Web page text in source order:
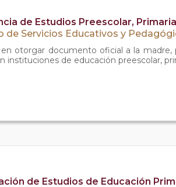
de Estudios Preescolar,
de Servicios Educativos y
en otorgar documento oficial a la
instituciones de educación preescolar,
de Estudios de Educación